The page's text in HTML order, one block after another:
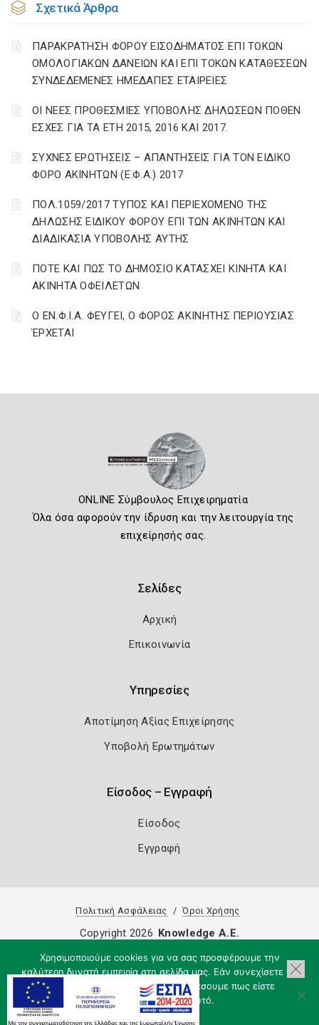
Σχετικά Άρθρα
ΠΑΡΑΚΡΑΤΗΣΗ ΦΟΡΟΥ ΕΙΣΟΔΗΜΑΤΟΣ ΕΠΙ ΤΟΚΩΝ
ΟΜΟΛΟΓΙΑΚΩΝ ΔΑΝΕΙΩΝ ΚΑΙ ΕΠΙ ΤΟΚΩΝ ΚΑΤΑΘΕΣΕΩΝ
ΣΥΝΔΕΔΕΜΕΝΕΣ ΗΜΕΔΑΠΕΣ ΕΤΑΙΡΕΙΕΣ
ΟΙ ΝΕΕΣ ΠΡΟΘΕΣΜΙΕΣ ΥΠΟΒΟΛΗΣ ΔΗΛΩΣΕΩΝ ΠΟΘΕΝ
ΕΣΧΕΣ ΓΙΑ ΤΑ ΕΤΗ 2015, 2016 ΚΑΙ 2017.
ΣΥΧΝΕΣ ΕΡΩΤΗΣΕΙΣ – ΑΠΑΝΤΗΣΕΙΣ ΓΙΑ ΤΟΝ ΕΙΔΙΚΟ
ΦΟΡΟ ΑΚΙΝΗΤΩΝ (Ε.Φ.Α.) 2017
ΠΟΛ.1059/2017 ΤΥΠΟΣ ΚΑΙ ΠΕΡΙΕΧΟΜΕΝΟ ΤΗΣ
ΔΗΛΩΣΗΣ ΕΙΔΙΚΟΥ ΦΟΡΟΥ ΕΠΙ ΤΩΝ ΑΚΙΝΗΤΩΝ ΚΑΙ
ΔΙΑΔΙΚΑΣΙΑ ΥΠΟΒΟΛΗΣ ΑΥΤΗΣ
ΠΟΤΕ ΚΑΙ ΠΩΣ ΤΟ ΔΗΜΟΣΙΟ ΚΑΤΑΣΧΕΙ ΚΙΝΗΤΑ ΚΑΙ
ΑΚΙΝΗΤΑ ΟΦΕΙΛΕΤΩΝ
Ο ΕΝ.Φ.Ι.Α. ΦΕΥΓΕΙ, Ο ΦΟΡΟΣ ΑΚΙΝΗΤΗΣ ΠΕΡΙΟΥΣΙΑΣ
ΈΡΧΕΤΑΙ
ONLINE Σύμβουλος Επιχειρηματία
Όλα όσα αφορούν την ίδρυση και την λειτουργία της
επιχείρησής σας.
Σελίδες
Αρχική
Επικοινωνία
Υπηρεσίες
Αποτίμηση Αξίας Επιχείρησης
Υποβολή Ερωτημάτων
Είσοδος – Εγγραφή
Είσοδος
Εγγραφή
Πολιτική Ασφάλειας Όροι Χρήσης
Χρησιμοποιούμε cookies για να σας προσφέρουμε την
καλύτερη δυνατή εμπειρία στη σελίδα μας. Εάν συνεχίσετε να
χρησιμοποιείτε τη σελίδα, θα υποθέσουμε πως είστε
ικανοποιημένοι με αυτό.
Copyright 2026 Knowledge A.E.